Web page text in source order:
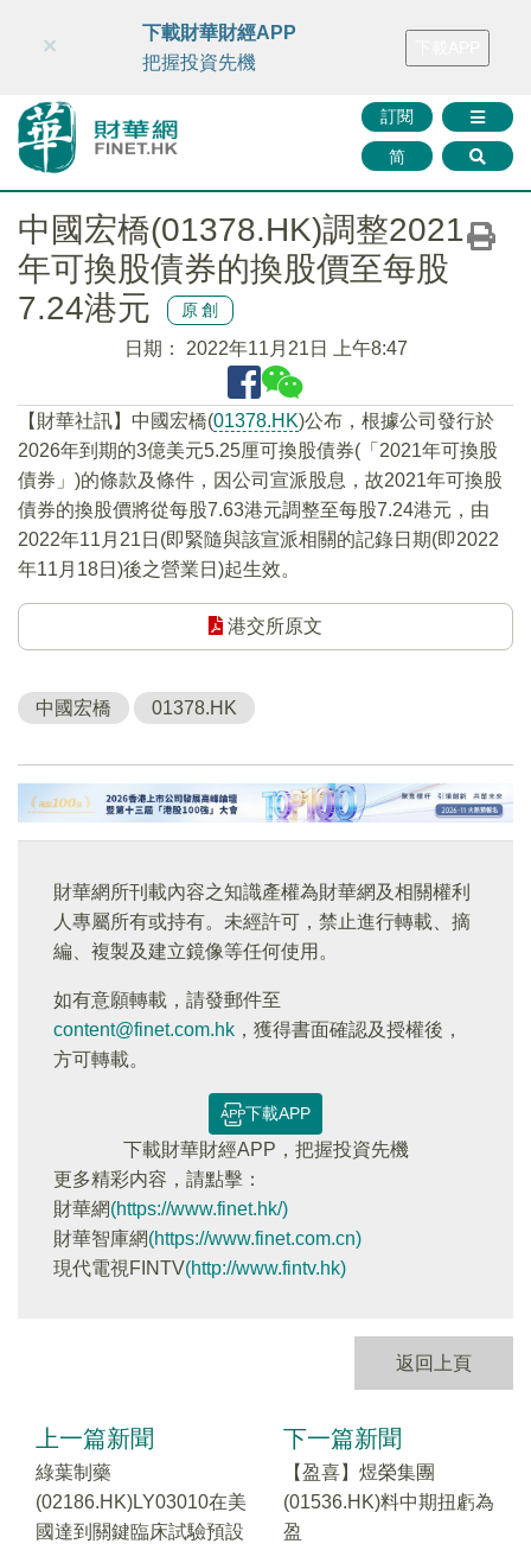
財華智庫網 FINTV FINMETA 財華證券 媒體矩陣
訂閱
简
×
下載財華財經APP
把握投資先機
中國宏橋(01378.HK)調整2021
年可換股債券的換股價至每股
7.24港元
原創
日期： 2022年11月21日 上午8:47
【財華社訊】中國宏橋(01378.HK)公布，根據公司發行於
2026年到期的3億美元5.25厘可換股債券(「2021年可換股
債券」)的條款及條件，因公司宣派股息，故2021年可換股
債券的換股價將從每股7.63港元調整至每股7.24港元，由
2022年11月21日(即緊隨與該宣派相關的記錄日期(即2022
年11月18日)後之營業日)起生效。
港交所原文
中國宏橋 01378.HK
財華網所刊載內容之知識產權為財華網及相關權利
人專屬所有或持有。未經許可，禁止進行轉載、摘
編、複製及建立鏡像等任何使用。
如有意願轉載，請發郵件至
content@finet.com.hk ，獲得書面確認及授權後，
方可轉載。
下載APP
下載財華財經APP，把握投資先機
更多精彩内容，請點擊：
財華網(https://www.finet.hk/)
財華智庫網(https://www.finet.com.cn)
現代電視FINTV(http://www.fintv.hk)
返回上頁
上一篇新聞
綠葉制藥
(02186.HK)LY03010在美
國達到關鍵臨床試驗預設
下一篇新聞
【盈喜】煜榮集團
(01536.HK)料中期扭虧為
盈